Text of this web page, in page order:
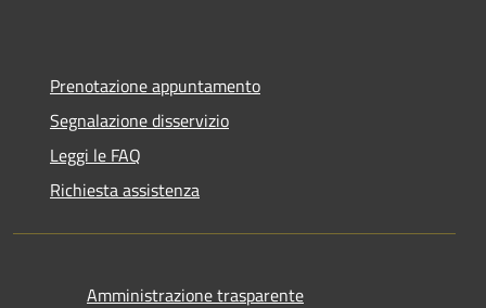
Prenotazione appuntamento
Segnalazione disservizio
Leggi le FAQ
Richiesta assistenza
Amministrazione trasparente